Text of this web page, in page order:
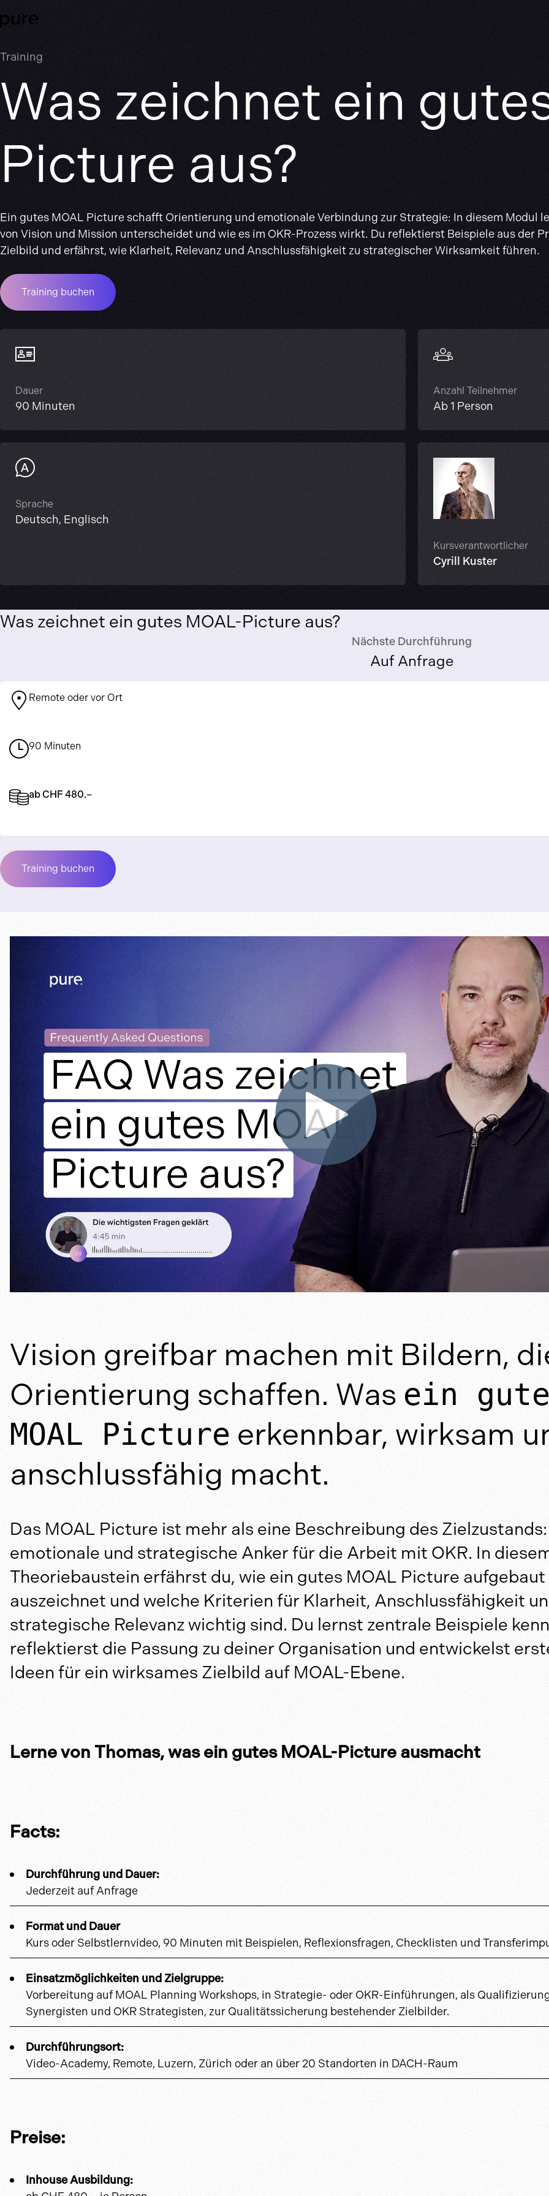
Training
Was zeichnet ein
Picture aus?
Ein gutes MOAL Picture schafft Orientierung und emotionale Verbindung zur Strategie: In diesem Modul
von Vision und Mission unterscheidet und wie es im OKR-Prozess wirkt. Du reflektierst Beispiele aus der
Zielbild und erfährst, wie Klarheit, Relevanz und Anschlussfähigkeit zu strategischer Wirksamkeit führen.
Training buchen
Dauer
90 Minuten
Anzahl Teilnehmer
Ab 1 Person
Sprache
Deutsch, Englisch
Kursverantwortlicher
Cyrill Kuster
Was zeichnet ein gutes MOAL-Picture aus?
Nächste Durchführung
Auf Anfrage
Remote oder vor Ort
90 Minuten
ab CHF 480.–
Training buchen
Vision greifbar machen mit Bildern,
Orientierung schaffen. Was ein
MOAL Picture erkennbar, wirksam
anschlussfähig macht.
Das MOAL Picture ist mehr als eine Beschreibung des
emotionale und strategische Anker für die Arbeit mit OKR. In
Theoriebaustein erfährst du, wie ein gutes MOAL Picture aufgebaut
auszeichnet und welche Kriterien für Klarheit, Anschlussfähigkeit
strategische Relevanz wichtig sind. Du lernst zentrale Beispiele
reflektierst die Passung zu deiner Organisation und entwickelst
Ideen für ein wirksames Zielbild auf MOAL-Ebene.
Lerne von Thomas, was ein gutes MOAL-Picture ausmacht
Facts:
Durchführung und Dauer:
Jederzeit auf Anfrage
Format und Dauer
Kurs oder Selbstlernvideo, 90 Minuten mit Beispielen, Reflexionsfragen, Checklisten und
Einsatzmöglichkeiten und Zielgruppe:
Vorbereitung auf MOAL Planning Workshops, in Strategie- oder OKR-Einführungen, als
Synergisten und OKR Strategisten, zur Qualitätssicherung bestehender Zielbilder.
Durchführungsort:
Video-Academy, Remote, Luzern, Zürich oder an über 20 Standorten in DACH-Raum
Preise:
Inhouse Ausbildung: